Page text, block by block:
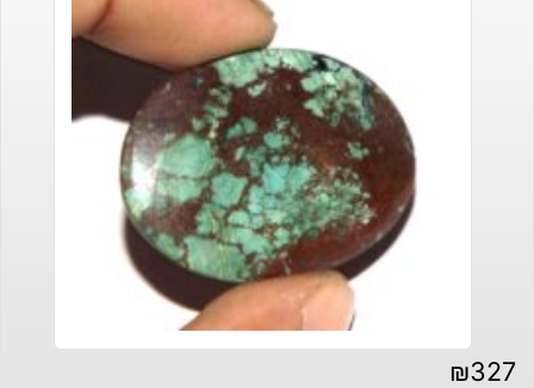
₪327